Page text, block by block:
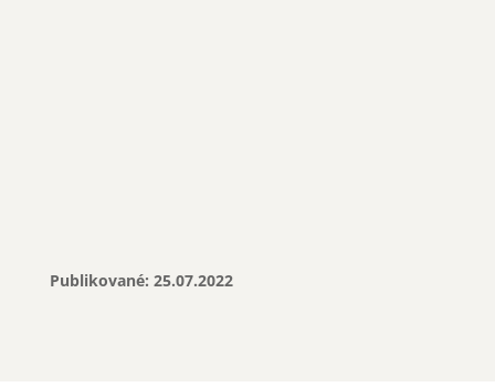
Publikované: 25.07.2022